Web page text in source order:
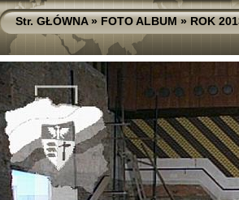
Str. GŁÓWNA»FOTO ALBUM»ROK